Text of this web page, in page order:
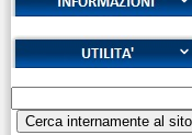
Cookies
Diritto di recesso
Garanzie
Alfabeto Fonetico
ICAO